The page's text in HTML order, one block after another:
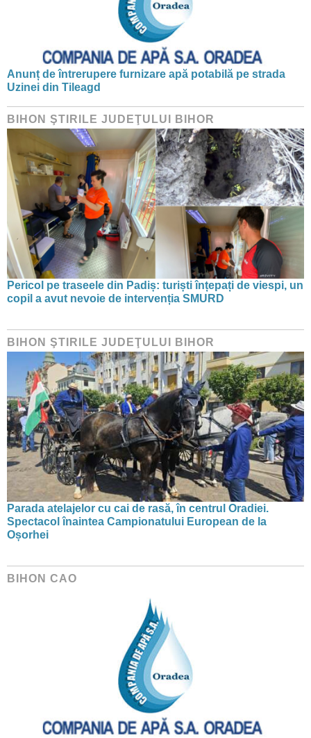
Anunț de întrerupere furnizare apă potabilă pe strada
Uzinei din Tileagd
BIHON ŞTIRILE JUDEŢULUI BIHOR
Pericol pe traseele din Padiș: turiști înțepați de viespi, un
copil a avut nevoie de intervenția SMURD
BIHON ŞTIRILE JUDEŢULUI BIHOR
Parada atelajelor cu cai de rasă, în centrul Oradiei.
Spectacol înaintea Campionatului European de la
Oșorhei
BIHON CAO